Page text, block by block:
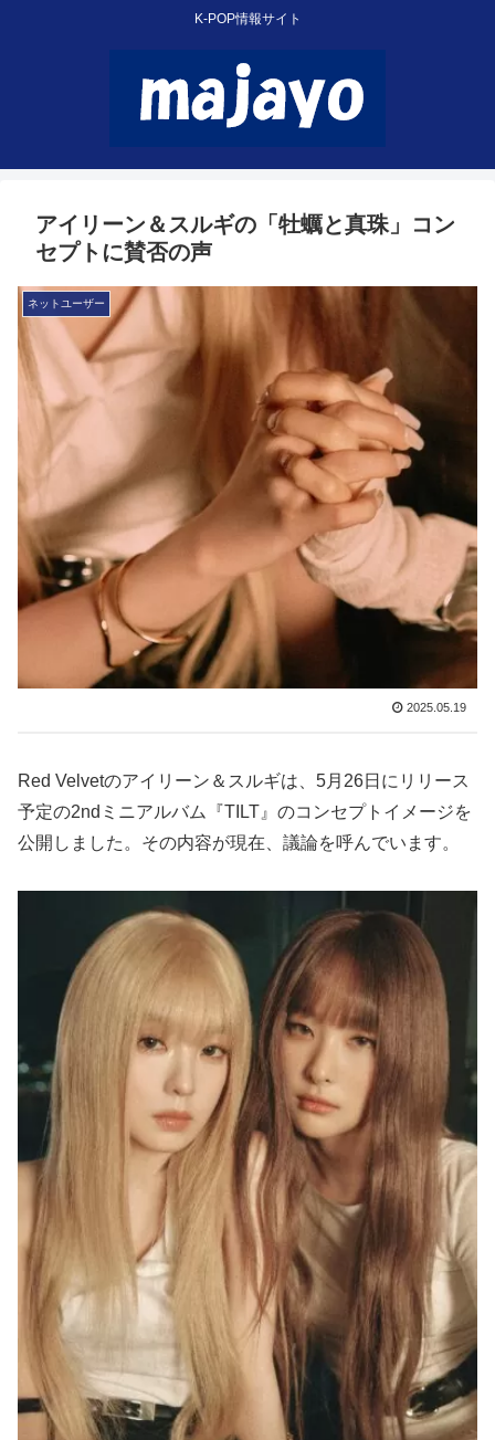
K-POP情報サイト
アイリーン＆スルギの「牡蠣と真珠」コン
セプトに賛否の声
ネットユーザー
2025.05.19
Red Velvetのアイリーン＆スルギは、5月26日にリリース
予定の2ndミニアルバム『TILT』のコンセプトイメージを
公開しました。その内容が現在、議論を呼んでいます。